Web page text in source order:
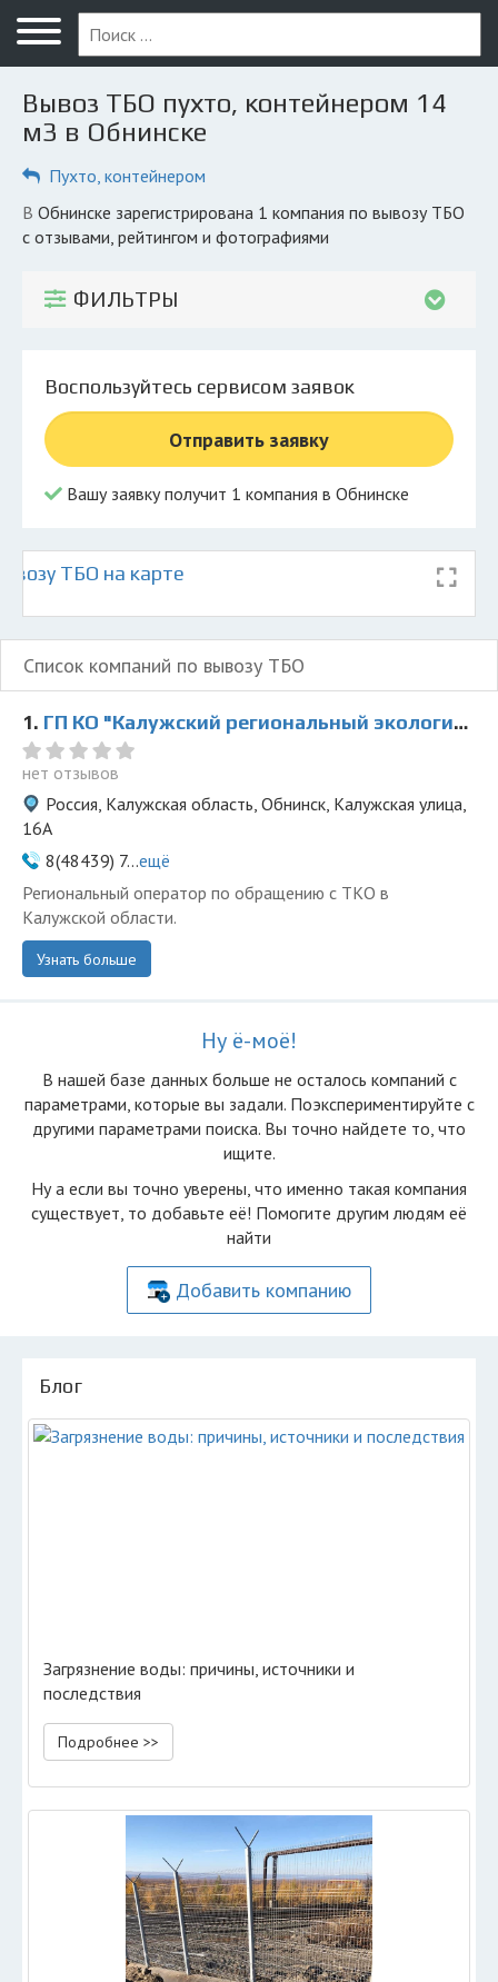
Меню
Главная
Вопрос юристу
Компании
Экоблог
© 2026 Все права защищены
Вывоз ТБО пухто, контейнером 14
м3 в Обнинске
Пухто, контейнером
в Обнинске зарегистрирована 1 компания по вывозу ТБО
с отзывами, рейтингом и фотографиями
ФИЛЬТРЫ
Воспользуйтесь сервисом заявок
Отправить заявку
Вашу заявку получит 1 компания в Обнинске
ТБО на карте
Список компаний по вывозу ТБО
1. ГП КО "Калужский региональный экологический оператор"
нет отзывов
Россия, Калужская область, Обнинск, Калужская улица,
16А
8(48439) 7...ещё
Региональный оператор по обращению с ТКО в
Калужской области.
Узнать больше
Ну ё-моё!
В нашей базе данных больше не осталоcь компаний с
параметрами, которые вы задали. Поэкспериментируйте с
другими параметрами поиска. Вы точно найдете то, что
ищите.
Ну а если вы точно уверены, что именно такая компания
существует, то добавьте её! Помогите другим людям её
найти
Добавить компанию
Блог
Загрязнение воды: причины, источники и
последствия
Подробнее >>